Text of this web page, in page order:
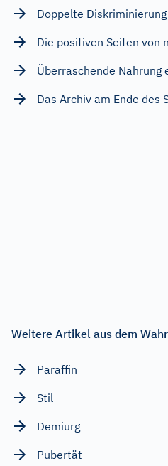
Doppelte
Die positiven Seiten von
Überraschende Nahrung
Das Archiv am Ende des
Weitere Artikel aus dem
Paraffin
Stil
Demiurg
Pubertät